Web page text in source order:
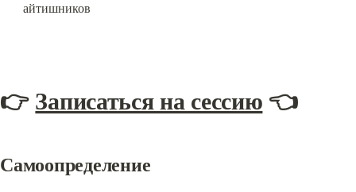
айтишников
👉 Записаться на сессию 👈
Самоопределение